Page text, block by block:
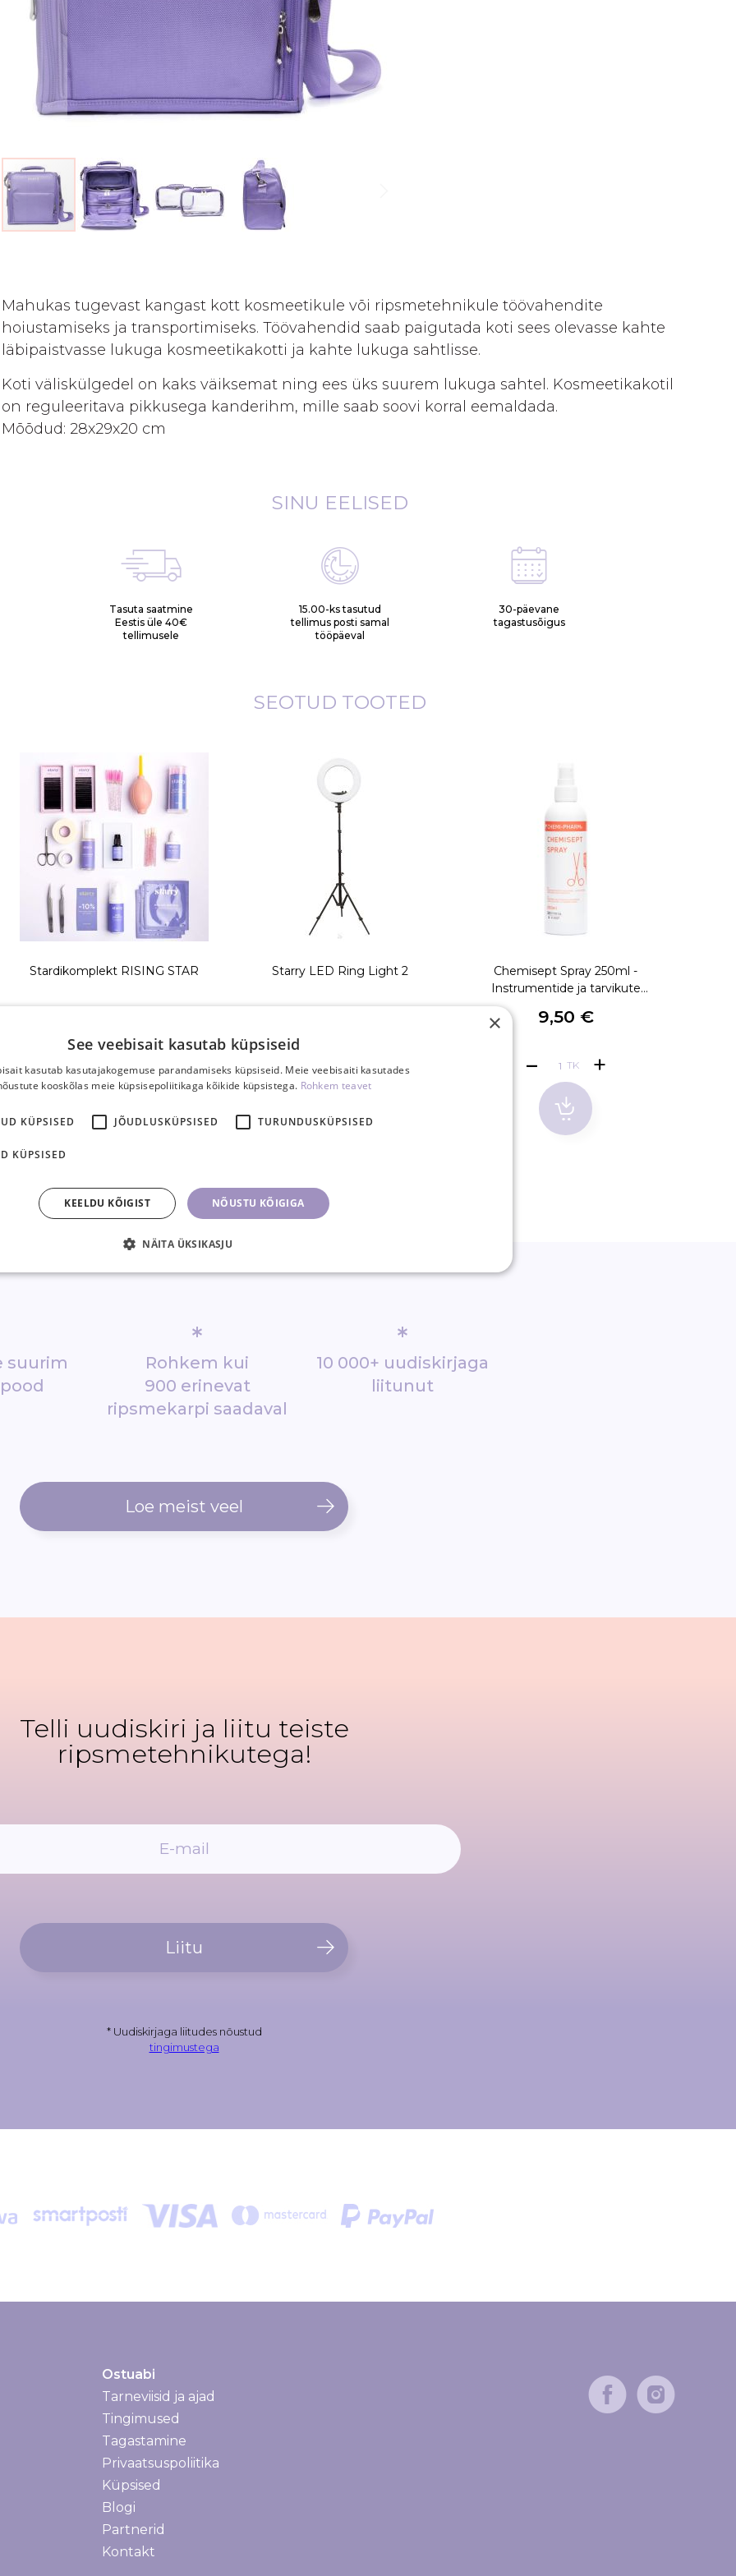
beginning
of
the
images
gallery
Mahukas tugevast kangast kott kosmeetikule või ripsmetehnikule töövahendite
hoiustamiseks ja transportimiseks. Töövahendid saab paigutada koti sees olevasse kahte
läbipaistvasse lukuga kosmeetikakotti ja kahte lukuga sahtlisse.
Koti väliskülgedel on kaks väiksemat ning ees üks suurem lukuga sahtel. Kosmeetikakotil
on reguleeritava pikkusega kanderihm, mille saab soovi korral eemaldada.
Mõõdud: 28x29x20 cm
SINU EELISED
Tasuta saatmine
Eestis üle 40€
tellimusele
15.00-ks tasutud
tellimus posti samal
tööpäeval
30-päevane
tagastusõigus
SEOTUD TOOTED
Stardikomplekt RISING STAR
89,00 €
Starry LED Ring Light 2
TK
Chemisept Spray 250ml -
Instrumentide ja tarvikute
9,50 €
TK
suurim
*
Rohkem kui
900 erinevat
ripsmekarpi saadaval
*
10 000+ uudiskirjaga
liitunut
Loe meist veel
Telli uudiskiri ja liitu teiste
ripsmetehnikutega!
Liitu
* Uudiskirjaga liitudes nõustud
tingimustega
Ostuabi
Tarneviisid ja ajad
Tarneviisid ja ajad
Tingimused
Tagastamine
Privaatsuspoliitika
Küpsised
Blogi
Partnerid
Kontakt
×
See veebisait kasutab küpsiseid
kasutab kasutajakogemuse parandamiseks küpsiseid. Meie veebisaiti kasutades
kooskõlas meie küpsisepoliitikaga kõikide küpsistega. Rohkem teavet
KÜPSISED JÕUDLUSKÜPSISED TURUNDUSKÜPSISED
KÜPSISED
NÕUSTU KÕIGIGA
KEELDU KÕIGIST
NÄITA ÜKSIKASJU